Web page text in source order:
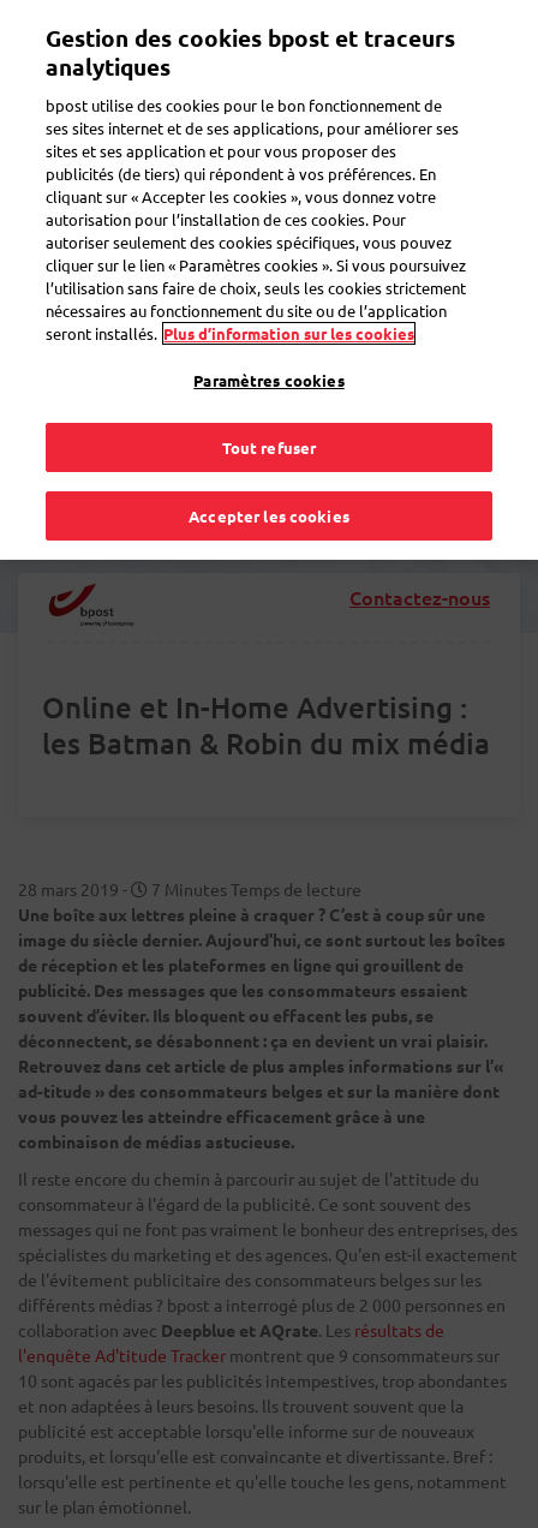
contenu
Toggle navigation
Retour
Contactez-nous
Online et In-Home Advertising :
les Batman & Robin du mix média
28 mars 2019 -
7 Minutes Temps de lecture
Une boîte aux lettres pleine à craquer ? C’est à coup sûr une
image du siècle dernier. Aujourd'hui, ce sont surtout les boîtes
de réception et les plateformes en ligne qui grouillent de
publicité. Des messages que les consommateurs essaient
souvent d’éviter. Ils bloquent ou effacent les pubs, se
déconnectent, se désabonnent : ça en devient un vrai plaisir.
Retrouvez dans cet article de plus amples informations sur l’«
ad-titude » des consommateurs belges et sur la manière dont
vous pouvez les atteindre efficacement grâce à une
combinaison de médias astucieuse.
Il reste encore du chemin à parcourir au sujet de l'attitude du
consommateur à l'égard de la publicité. Ce sont souvent des
messages qui ne font pas vraiment le bonheur des entreprises, des
spécialistes du marketing et des agences. Qu'en est-il exactement
de l'évitement publicitaire des consommateurs belges sur les
différents médias ? bpost a interrogé plus de 2 000 personnes en
collaboration avec Deepblue et AQrate. Les résultats de
l'enquête Ad'titude Tracker montrent que 9 consommateurs sur
10 sont agacés par les publicités intempestives, trop abondantes
et non adaptées à leurs besoins. lls trouvent souvent que la
publicité est acceptable lorsqu'elle informe sur de nouveaux
produits, et lorsqu'elle est convaincante et divertissante. Bref :
lorsqu'elle est pertinente et qu'elle touche les gens, notamment
sur le plan émotionnel.
Gestion des cookies bpost et traceurs
analytiques
bpost utilise des cookies pour le bon fonctionnement de
ses sites internet et de ses applications, pour améliorer ses
sites et ses application et pour vous proposer des
publicités (de tiers) qui répondent à vos préférences. En
cliquant sur « Accepter les cookies », vous donnez votre
autorisation pour l’installation de ces cookies. Pour
autoriser seulement des cookies spécifiques, vous pouvez
cliquer sur le lien « Paramètres cookies ». Si vous poursuivez
l’utilisation sans faire de choix, seuls les cookies strictement
nécessaires au fonctionnement du site ou de l’application
seront installés. Plus d’information sur les cookies
Paramètres cookies
Tout refuser
Accepter les cookies